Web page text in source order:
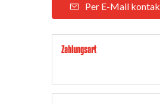
Per E-Mail
Zahlungsart